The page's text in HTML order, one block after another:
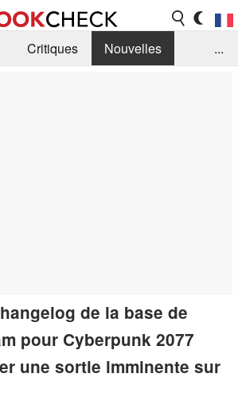
Critiques
Nouvelles
...
de la base de
pour Cyberpunk 2077
une sortie imminente sur